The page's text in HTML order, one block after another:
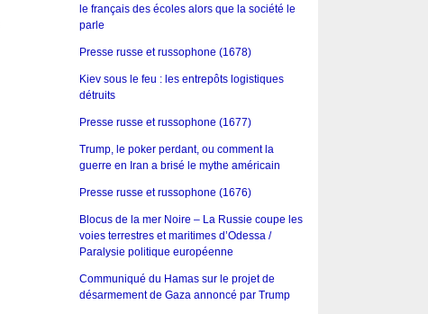
le français des écoles alors que la société le
parle
Presse russe et russophone (1678)
Kiev sous le feu : les entrepôts logistiques
détruits
Presse russe et russophone (1677)
Trump, le poker perdant, ou comment la
guerre en Iran a brisé le mythe américain
Presse russe et russophone (1676)
Blocus de la mer Noire – La Russie coupe les
voies terrestres et maritimes d’Odessa /
Paralysie politique européenne
Communiqué du Hamas sur le projet de
désarmement de Gaza annoncé par Trump